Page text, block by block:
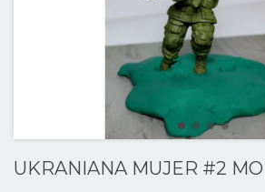
UKRANIANA MUJER #2